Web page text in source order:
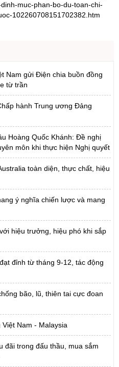
muc-phan-bo-du-toan-chi-
102260708151702382.htm
Nam gửi Điện chia buồn đồng
từ trần
hành Trung ương Đảng
Hoàng Quốc Khánh: Đề nghị
môn khi thực hiện Nghị quyết
toàn diện, thực chất, hiệu
ý nghĩa chiến lược và mang
hiệu trưởng, hiệu phó khi sắp
đỉnh từ tháng 9-12, tác động
bão, lũ, thiên tai cực đoan
Nam - Malaysia
đãi trong đấu thầu, mua sắm